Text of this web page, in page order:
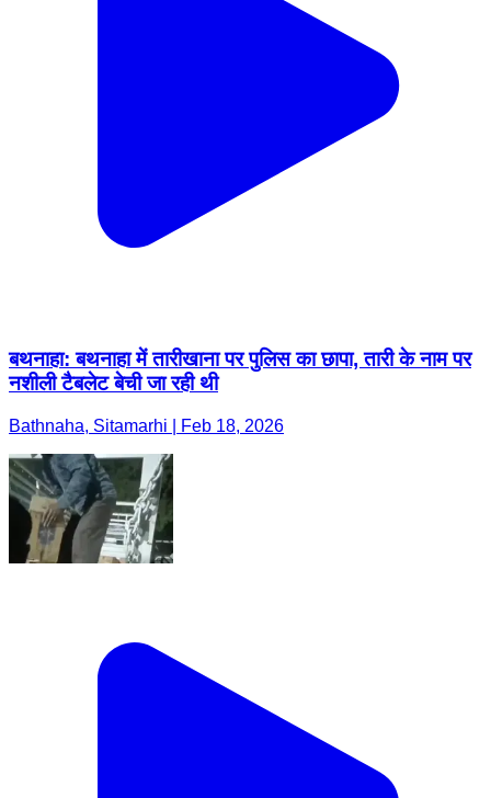
बथनाहा: बथनाहा में तारीखाना पर पुलिस का छापा, तारी के नाम पर
नशीली टैबलेट बेची जा रही थी
Bathnaha, Sitamarhi | Feb 18, 2026